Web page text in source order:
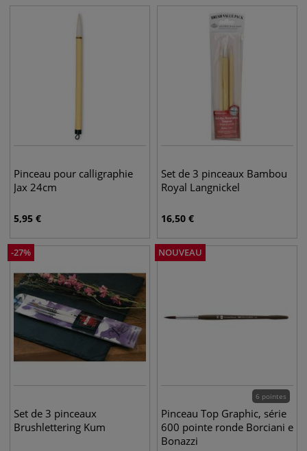
Pinceau pour calligraphie
Jax 24cm
5,95 €
Set de 3 pinceaux Bambou
Royal Langnickel
16,50 €
-27%
Set de 3 pinceaux
Brushlettering Kum
NOUVEAU
6 pointes
Pinceau Top Graphic, série
600 pointe ronde Borciani e
Bonazzi